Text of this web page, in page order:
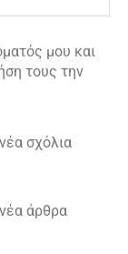
μου και
τους την
σχόλια
άρθρα